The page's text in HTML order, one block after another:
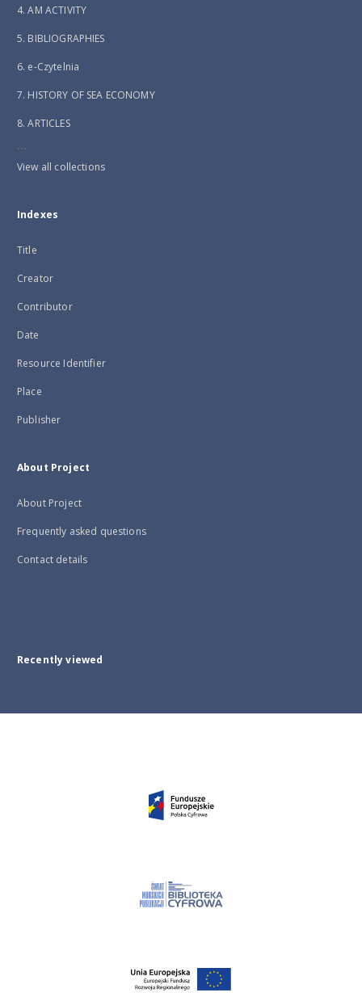
4. AM ACTIVITY
5. BIBLIOGRAPHIES
6. e-Czytelnia
7. HISTORY OF SEA ECONOMY
8. ARTICLES
...
View all collections
Indexes
Title
Creator
Contributor
Date
Resource Identifier
Place
Publisher
About Project
About Project
Frequently asked questions
Contact details
Recently viewed